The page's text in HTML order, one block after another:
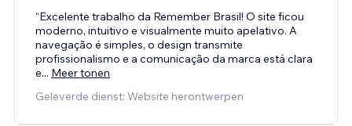
“Excelente trabalho da Remember Brasil! O site ficou
moderno, intuitivo e visualmente muito apelativo. A
navegação é simples, o design transmite
profissionalismo e a comunicação da marca está clara
e... Meer tonen
Geleverde dienst: Website herontwerpen